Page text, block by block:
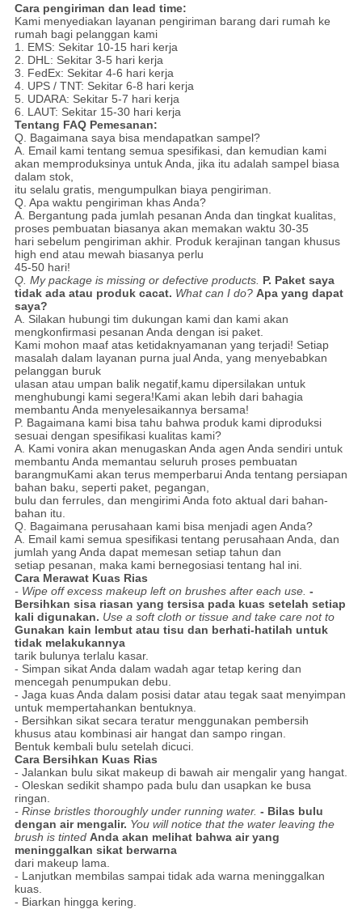
Cara pengiriman dan lead time:
Kami menyediakan layanan pengiriman barang dari rumah ke
rumah bagi pelanggan kami
1. EMS: Sekitar 10-15 hari kerja
2. DHL: Sekitar 3-5 hari kerja
3. FedEx: Sekitar 4-6 hari kerja
4. UPS / TNT: Sekitar 6-8 hari kerja
5. UDARA: Sekitar 5-7 hari kerja
6. LAUT: Sekitar 15-30 hari kerja
Tentang FAQ Pemesanan:
Q. Bagaimana saya bisa mendapatkan sampel?
A. Email kami tentang semua spesifikasi, dan kemudian kami
akan memproduksinya untuk Anda, jika itu adalah sampel biasa
dalam stok,
itu selalu gratis, mengumpulkan biaya pengiriman.
Q. Apa waktu pengiriman khas Anda?
A. Bergantung pada jumlah pesanan Anda dan tingkat kualitas,
proses pembuatan biasanya akan memakan waktu 30-35
hari sebelum pengiriman akhir. Produk kerajinan tangan khusus
high end atau mewah biasanya perlu
45-50 hari!
Q. My package is missing or defective products. P. Paket saya
tidak ada atau produk cacat. What can I do? Apa yang dapat
saya?
A. Silakan hubungi tim dukungan kami dan kami akan
mengkonfirmasi pesanan Anda dengan isi paket.
Kami mohon maaf atas ketidaknyamanan yang terjadi! Setiap
masalah dalam layanan purna jual Anda, yang menyebabkan
pelanggan buruk
ulasan atau umpan balik negatif, kamu dipersilakan untuk
menghubungi kami segera!Kami akan lebih dari bahagia
membantu Anda menyelesaikannya bersama!
P. Bagaimana kami bisa tahu bahwa produk kami diproduksi
sesuai dengan spesifikasi kualitas kami?
A. Kami vonira akan menugaskan Anda agen Anda sendiri untuk
membantu Anda memantau seluruh proses pembuatan
barangmuKami akan terus memperbarui Anda tentang persiapan
bahan baku, seperti paket, pegangan,
bulu dan ferrules, dan mengirimi Anda foto aktual dari bahan-
bahan itu.
Q. Bagaimana perusahaan kami bisa menjadi agen Anda?
A. Email kami semua spesifikasi tentang perusahaan Anda, dan
jumlah yang Anda dapat memesan setiap tahun dan
setiap pesanan, maka kami bernegosiasi tentang hal ini.
Cara Merawat Kuas Rias
- Wipe off excess makeup left on brushes after each use. -
Bersihkan sisa riasan yang tersisa pada kuas setelah setiap
kali digunakan. Use a soft cloth or tissue and take care not to
Gunakan kain lembut atau tisu dan berhati-hatilah untuk
tidak melakukannya
tarik bulunya terlalu kasar.
- Simpan sikat Anda dalam wadah agar tetap kering dan
mencegah penumpukan debu.
- Jaga kuas Anda dalam posisi datar atau tegak saat menyimpan
untuk mempertahankan bentuknya.
- Bersihkan sikat secara teratur menggunakan pembersih
khusus atau kombinasi air hangat dan sampo ringan.
Bentuk kembali bulu setelah dicuci.
Cara Bersihkan Kuas Rias
- Jalankan bulu sikat makeup di bawah air mengalir yang hangat.
- Oleskan sedikit shampo pada bulu dan usapkan ke busa
ringan.
- Rinse bristles thoroughly under running water. - Bilas bulu
dengan air mengalir. You will notice that the water leaving the
brush is tinted Anda akan melihat bahwa air yang
meninggalkan sikat berwarna
dari makeup lama.
- Lanjutkan membilas sampai tidak ada warna meninggalkan
kuas.
- Biarkan hingga kering.